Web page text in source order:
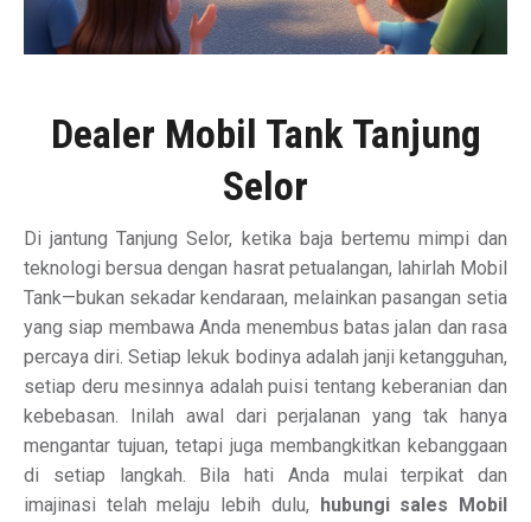
Dealer Mobil Tank Tanjung
Selor
Di jantung Tanjung Selor, ketika baja bertemu mimpi dan
teknologi bersua dengan hasrat petualangan, lahirlah Mobil
Tank—bukan sekadar kendaraan, melainkan pasangan setia
yang siap membawa Anda menembus batas jalan dan rasa
percaya diri. Setiap lekuk bodinya adalah janji ketangguhan,
setiap deru mesinnya adalah puisi tentang keberanian dan
kebebasan. Inilah awal dari perjalanan yang tak hanya
mengantar tujuan, tetapi juga membangkitkan kebanggaan
di setiap langkah. Bila hati Anda mulai terpikat dan
imajinasi telah melaju lebih dulu,
hubungi sales Mobil